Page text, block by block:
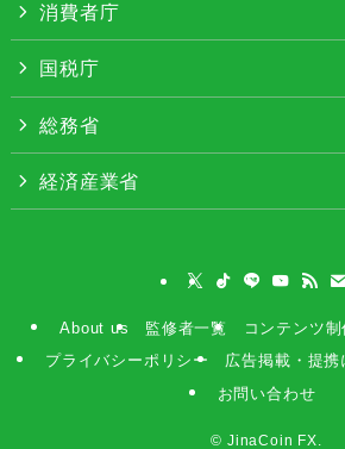
消費者庁
国税庁
総務省
経済産業省
About us 監修者一覧
コンテンツ
プライバシーポリシー
広告掲載・提携
お問い合わせ
© JinaCoin FX.